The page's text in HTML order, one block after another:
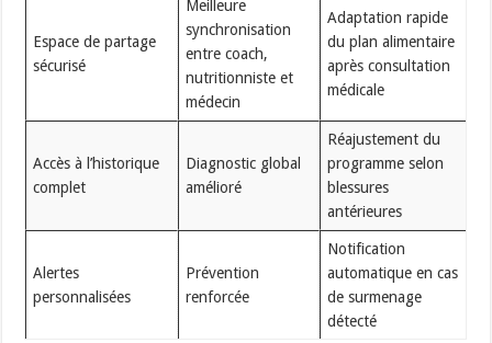
Espace de partage
sécurisé
Meilleure
synchronisation
entre coach,
nutritionniste et
médecin
Adaptation rapide
du plan alimentaire
après consultation
médicale
Accès à l’historique
complet
Diagnostic global
amélioré
Réajustement du
programme selon
blessures
antérieures
Alertes
personnalisées
Prévention
renforcée
Notification
automatique en cas
de surmenage
détecté